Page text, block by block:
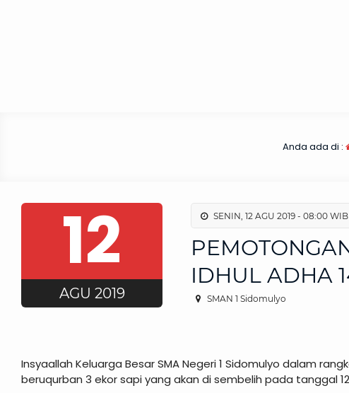
Anda ada di :
12
AGU 2019
SENIN, 12 AGU 2019 - 08:00
IDHUL ADHA
SMAN 1 Sidomulyo
Insyaallah Keluarga Besar SMA Negeri 1 Sidomulyo dalam
beruqurban 3 ekor sapi yang akan di sembelih pada tanggal 12